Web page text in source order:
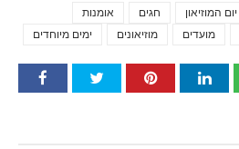
אומנות חגים יום המוזיאון
ימים מיוחדים
מוזיאונים מועדים